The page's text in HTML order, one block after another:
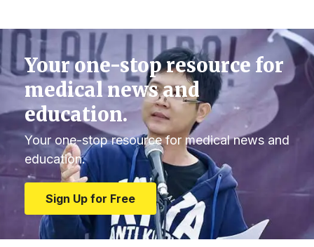
Your one-stop resource for
medical news and
education.
Your one-stop resource for medical news and
education.
Sign Up for Free